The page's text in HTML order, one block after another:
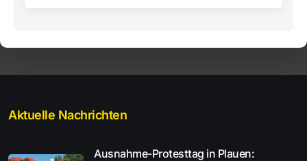
Aktuelle Nachrichten
Ausnahme-Protesttag in Plauen: